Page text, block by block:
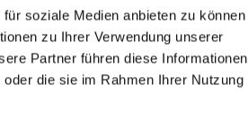
soziale Medien anbieten zu können
zu Ihrer Verwendung unserer
Partner führen diese Informationen
die sie im Rahmen Ihrer Nutzung